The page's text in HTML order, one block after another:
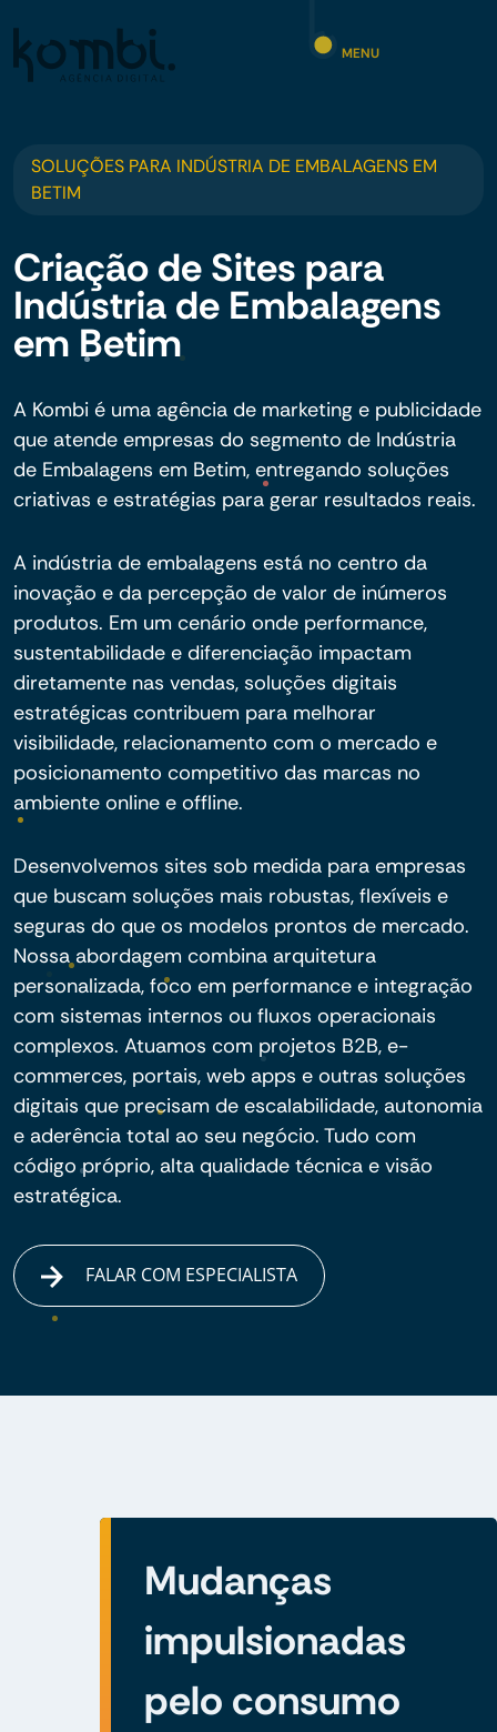
MENU
SOLUÇÕES PARA INDÚSTRIA DE EMBALAGENS EM
BETIM
Criação de Sites para
Indústria de Embalagens
em Betim
A Kombi é uma agência de marketing e publicidade
que atende empresas do segmento de Indústria
de Embalagens em Betim, entregando soluções
criativas e estratégias para gerar resultados reais.
A indústria de embalagens está no centro da
inovação e da percepção de valor de inúmeros
produtos. Em um cenário onde performance,
sustentabilidade e diferenciação impactam
diretamente nas vendas, soluções digitais
estratégicas contribuem para melhorar
visibilidade, relacionamento com o mercado e
posicionamento competitivo das marcas no
ambiente online e offline.
Desenvolvemos sites sob medida para empresas
que buscam soluções mais robustas, flexíveis e
seguras do que os modelos prontos de mercado.
Nossa abordagem combina arquitetura
personalizada, foco em performance e integração
com sistemas internos ou fluxos operacionais
complexos. Atuamos com projetos B2B, e-
commerces, portais, web apps e outras soluções
digitais que precisam de escalabilidade, autonomia
e aderência total ao seu negócio. Tudo com
código próprio, alta qualidade técnica e visão
estratégica.
FALAR COM ESPECIALISTA
Mudanças
impulsionadas
pelo consumo